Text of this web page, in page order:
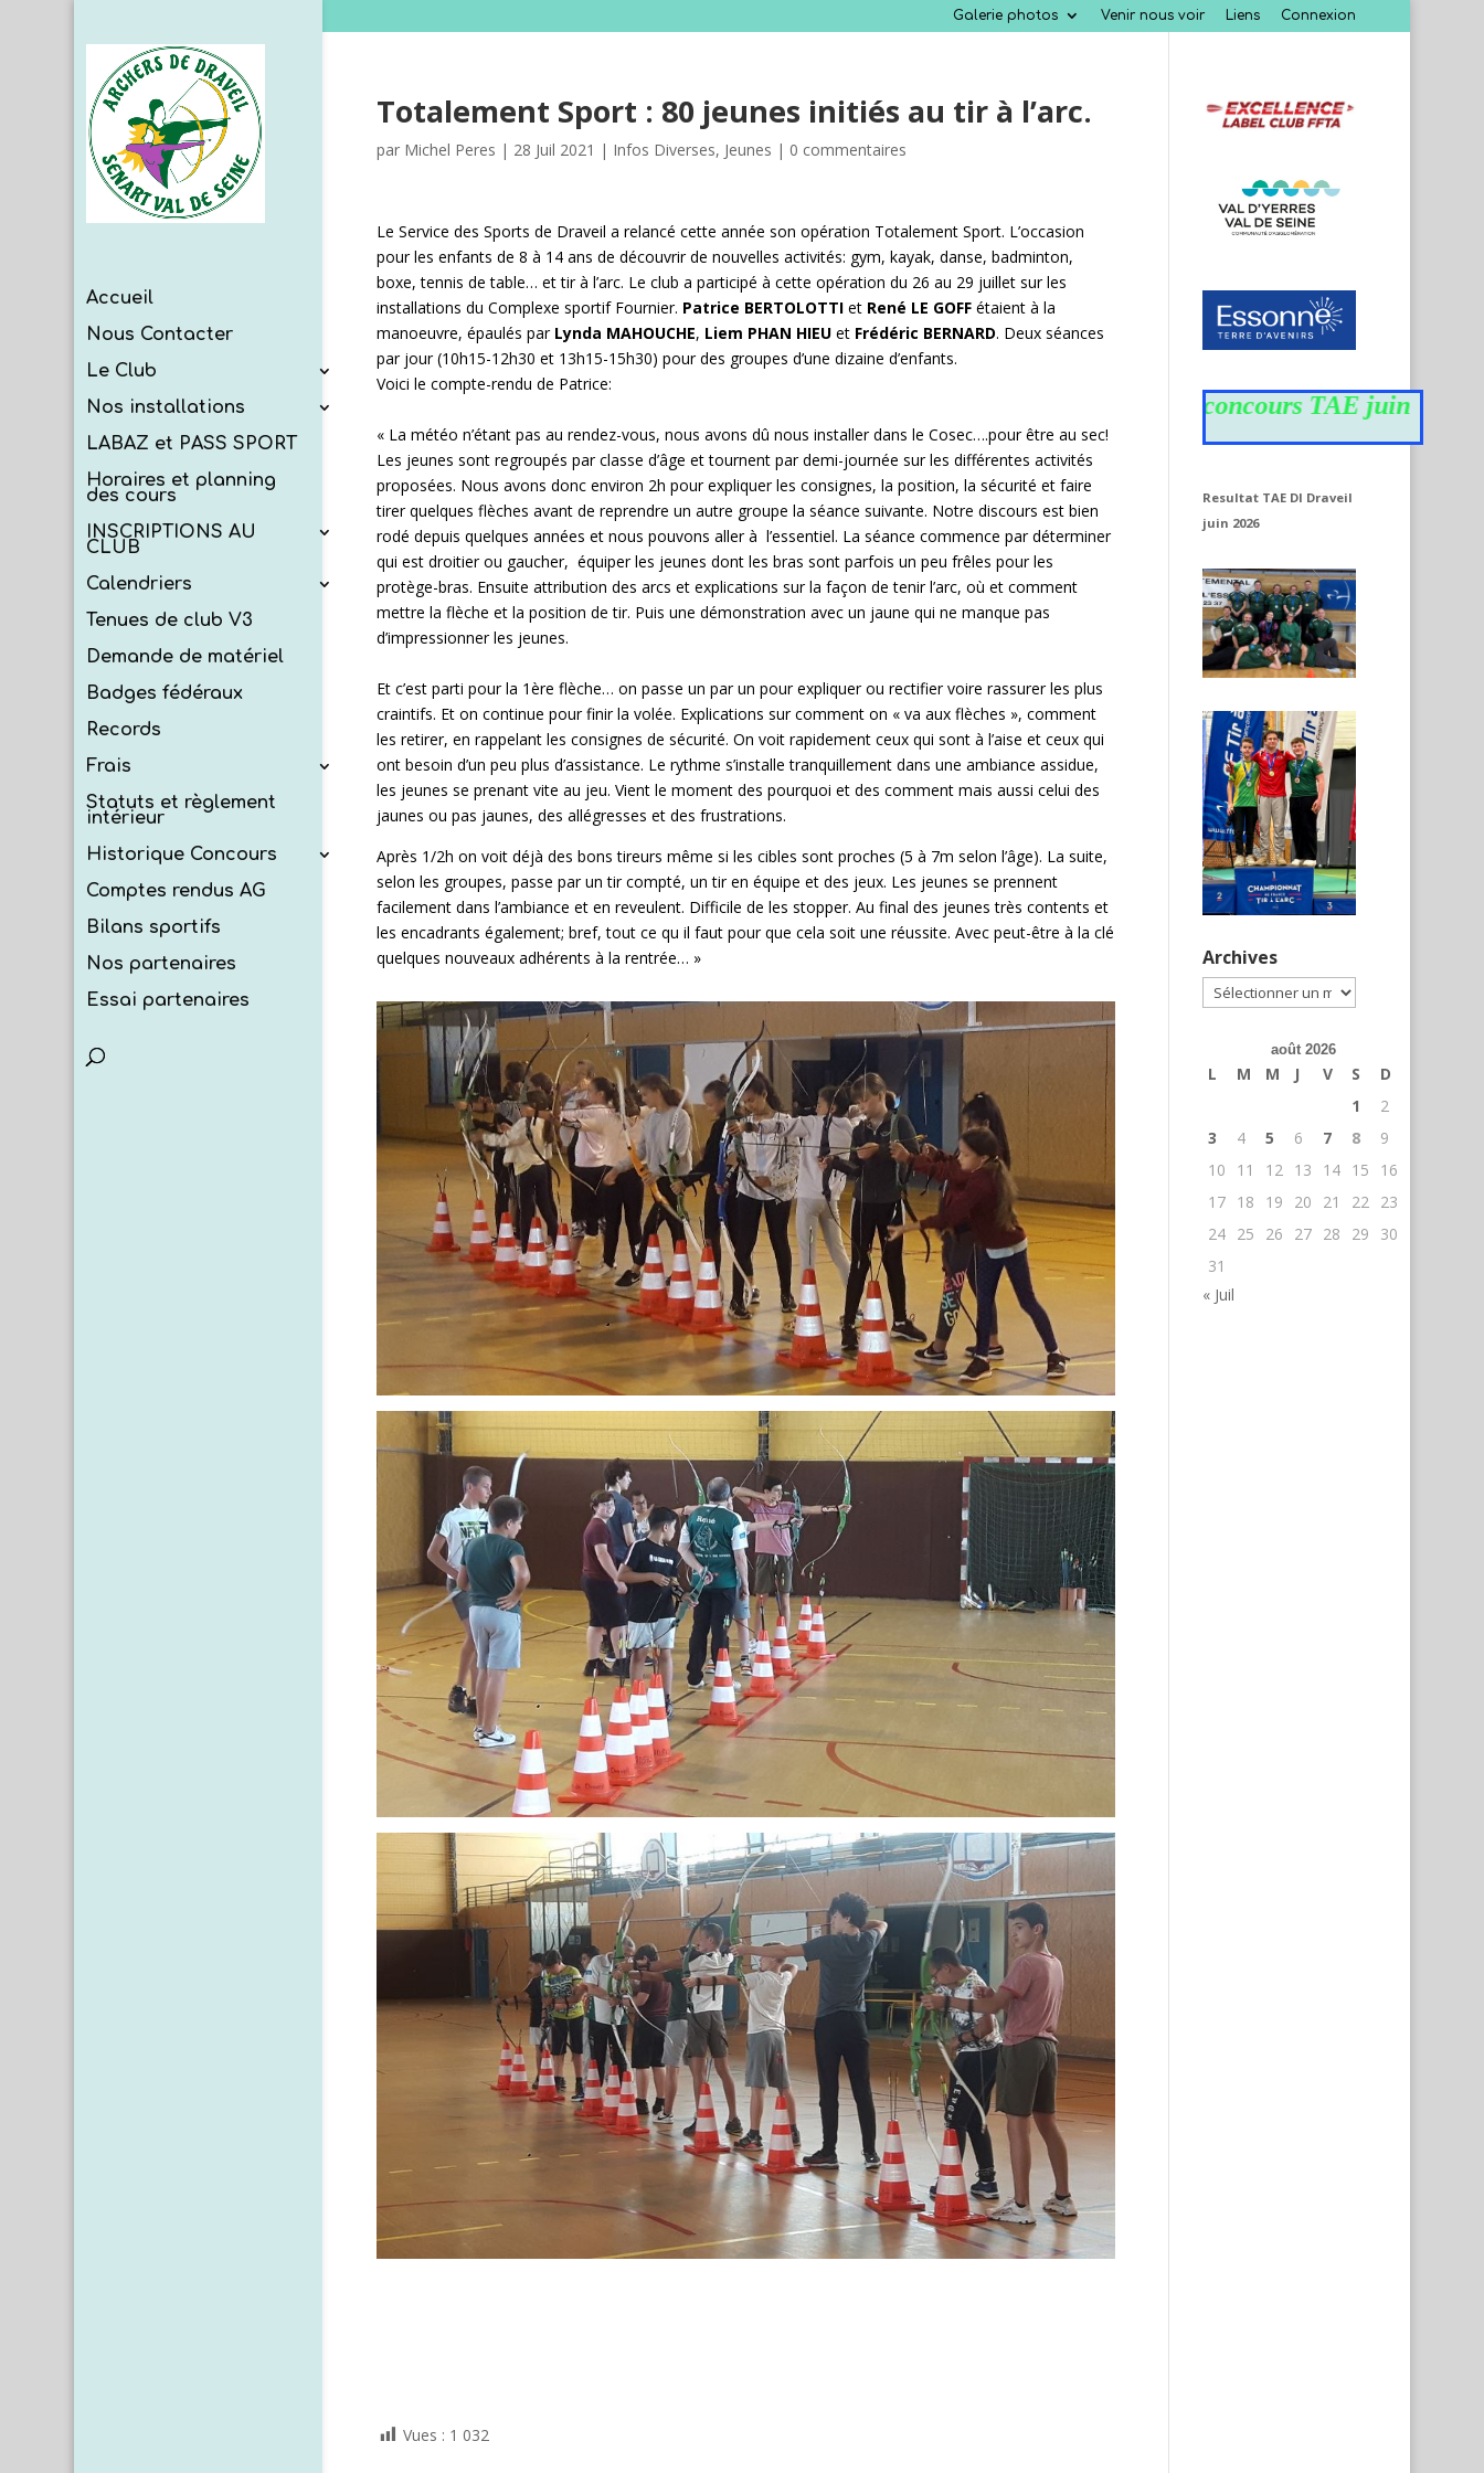
Galerie photos Venir nous voir Liens Connexion
Accueil
Nous Contacter
Le Club
Nos installations
LABAZ et PASS SPORT
Horaires et planning
des cours
INSCRIPTIONS AU
CLUB
Calendriers
Tenues de club V3
Demande de matériel
Badges fédéraux
Records
Frais
Statuts et règlement
intérieur
Historique Concours
Comptes rendus AG
Bilans sportifs
Nos partenaires
Essai partenaires
Totalement Sport : 80 jeunes initiés au tir à l’arc.
par Michel Peres | 28 Juil 2021 | Infos Diverses, Jeunes | 0 commentaires
Le Service des Sports de Draveil a relancé cette année son opération Totalement Sport. L’occasion
pour les enfants de 8 à 14 ans de découvrir de nouvelles activités: gym, kayak, danse, badminton,
boxe, tennis de table… et tir à l’arc. Le club a participé à cette opération du 26 au 29 juillet sur les
installations du Complexe sportif Fournier. Patrice BERTOLOTTI et René LE GOFFétaient à la
manoeuvre, épaulés par Lynda MAHOUCHE, Liem PHAN HIEU et Frédéric BERNARD. Deux séances
par jour (10h15-12h30 et 13h15-15h30) pour des groupes d’une dizaine d’enfants.
Voici le compte-rendu de Patrice:
« La météo n’étant pas au rendez-vous, nous avons dû nous installer dans le Cosec….pour être au sec!
Les jeunes sont regroupés par classe d’âge et tournent par demi-journée sur les différentes activités
proposées. Nous avons donc environ 2h pour expliquer les consignes, la position, la sécurité et faire
tirer quelques flèches avant de reprendre un autre groupe la séance suivante. Notre discours est bien
rodé depuis quelques années et nous pouvons aller à l’essentiel. La séance commence par déterminer
qui est droitier ou gaucher, équiper les jeunes dont les bras sont parfois un peu frêles pour les
protège-bras. Ensuite attribution des arcs et explications sur la façon de tenir l’arc, où et comment
mettre la flèche et la position de tir. Puis une démonstration avec un jaune qui ne manque pas
d’impressionner les jeunes.
Et c’est parti pour la 1ère flèche… on passe un par un pour expliquer ou rectifier voire rassurer les plus
craintifs. Et on continue pour finir la volée. Explications sur comment on « va aux flèches », comment
les retirer, en rappelant les consignes de sécurité. On voit rapidement ceux qui sont à l’aise et ceux qui
ont besoin d’un peu plus d’assistance. Le rythme s’installe tranquillement dans une ambiance assidue,
les jeunes se prenant vite au jeu. Vient le moment des pourquoi et des comment mais aussi celui des
jaunes ou pas jaunes, des allégresses et des frustrations.
Après 1/2h on voit déjà des bons tireurs même si les cibles sont proches (5 à 7m selon l’âge). La suite,
selon les groupes, passe par un tir compté, un tir en équipe et des jeux. Les jeunes se prennent
facilement dans l’ambiance et en reveulent. Difficile de les stopper. Au final des jeunes très contents et
les encadrants également; bref, tout ce qu il faut pour que cela soit une réussite. Avec peut-être à la clé
quelques nouveaux adhérents à la rentrée… »
Vues : 1 032
Résultats du concours TAE juin
Resultat TAE DI Draveil
juin 2026
Archives
Archives
août 2026
L M M J V S
D
1
2
3
4 5 6 7 8
9
10
11 12 13 14 15
16
17 18 19 20 21 22 23
24 25 26 27 28 29
30
31
« Juil